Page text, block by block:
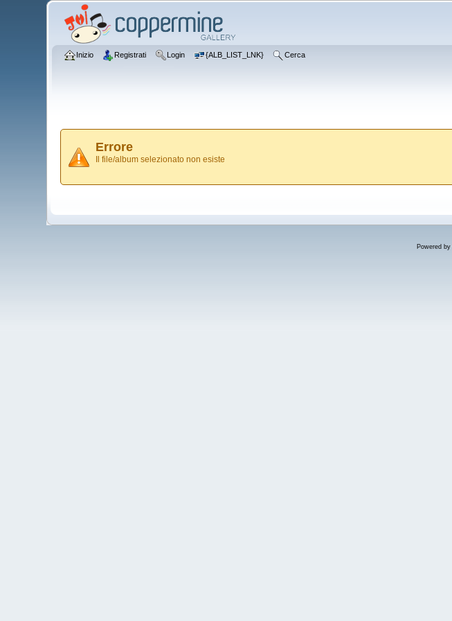
Inizio Registrati Login {ALB_LIST_LNK} Cerca
Errore
Il file/album selezionato non esiste
Powered by